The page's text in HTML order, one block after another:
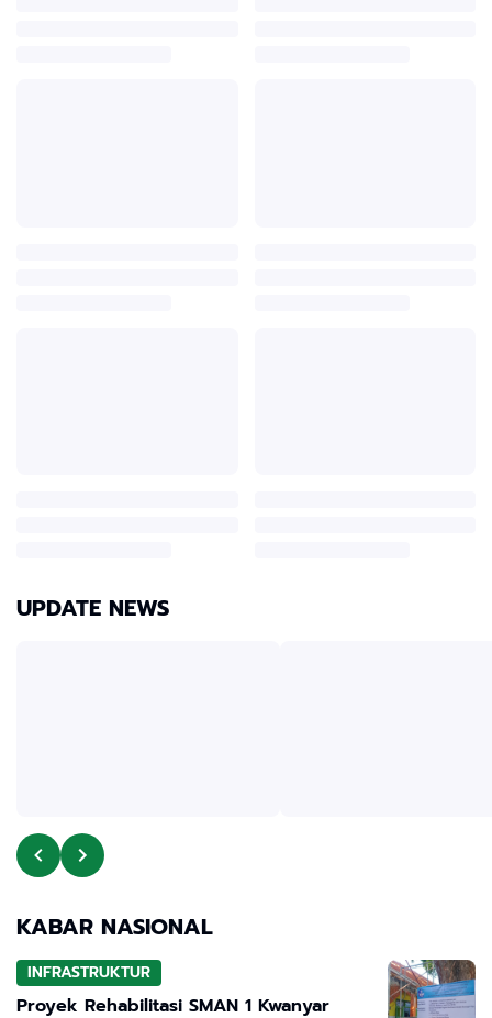
UPDATE NEWS
KABAR NASIONAL
INFRASTRUKTUR
Proyek Rehabilitasi SMAN 1 Kwanyar